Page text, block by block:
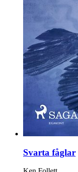
Svarta fåglar